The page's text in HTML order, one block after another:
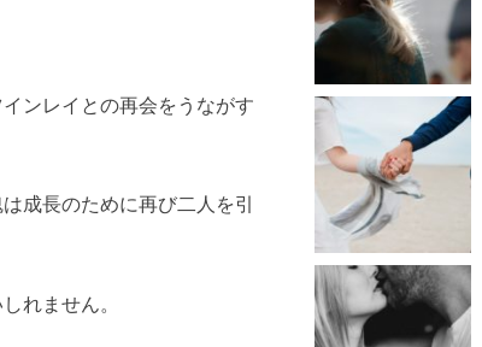
ンレイとの再会をうながす
成長のために再び二人を引
れません。